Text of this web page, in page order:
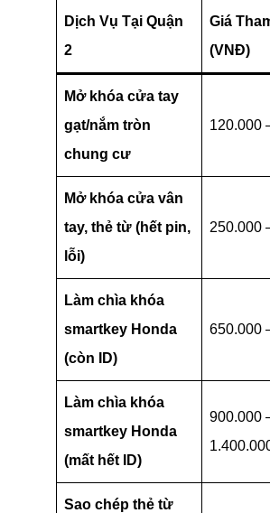
Dịch Vụ Tại Quận
2
Giá
(VNĐ)
Mở khóa cửa tay
gạt/nắm tròn
chung cư
120.000
Mở khóa cửa vân
tay, thẻ từ (hết pin,
lỗi)
250.000
Làm chìa khóa
smartkey Honda
(còn ID)
650.000
Làm chìa khóa
smartkey Honda
(mất hết ID)
900.000
Sao chép thẻ từ